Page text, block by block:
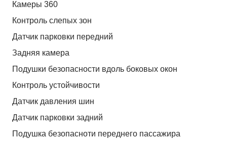
Камеры 360
Контроль слепых зон
Датчик парковки передний
Задняя камера
Подушки безопасности вдоль боковых окон
Контроль устойчивости
Датчик давления шин
Датчик парковки задний
Подушка безопасноти переднего пассажира